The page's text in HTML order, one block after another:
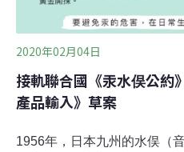
2020年02月04日
接軌聯合國《汞水俣公約
產品輸入》草案
1956年，日本九州的水俣（